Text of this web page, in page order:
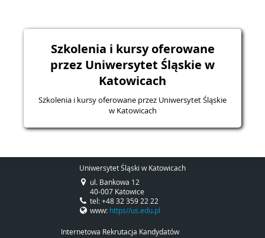
Szkolenia i kursy oferowane
przez Uniwersytet Śląskie w
Katowicach
Szkolenia i kursy oferowane przez Uniwersytet Śląskie
w Katowicach
Uniwersytet Śląski w Katowicach
ul. Bankowa 12
40-007 Katowice
tel: +48 32 359 22 22
www: https//us.edu.pl
Internetowa Rekrutacja Kandydatów